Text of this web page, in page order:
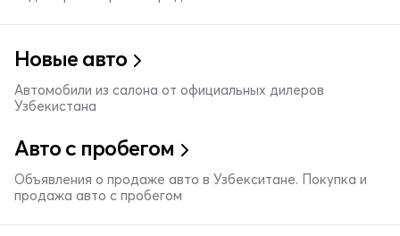
Новые авто
Автомобили из салона от официальных дилеров
Узбекистана
Авто с пробегом
Объявления о продаже авто в Узбекситане. Покупка и
продажа авто с пробегом